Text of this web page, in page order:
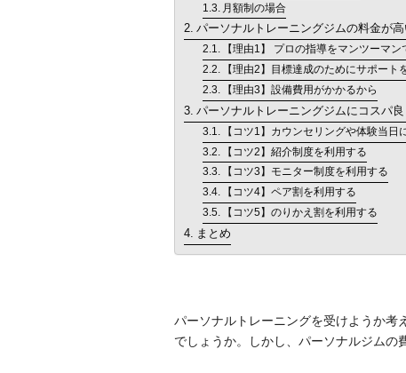
月額制の場合
パーソナルトレーニングジムの料金が高
【理由1】 プロの指導をマンツーマ
【理由2】目標達成のためにサポート
【理由3】設備費用がかかるから
パーソナルトレーニングジムにコスパ
【コツ1】カウンセリングや体験当日
【コツ2】紹介制度を利用する
【コツ3】モニター制度を利用する
【コツ4】ペア割を利用する
【コツ5】のりかえ割を利用する
まとめ
パーソナルトレーニングを受けようか考
でしょうか。しかし、パーソナルジムの